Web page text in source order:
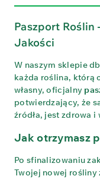
Paszport Roślin
Jakości
W naszym sklepie
każda roślina, którą
własny, oficjalny
potwierdzający, że
źródła, jest zdrowa
Jak otrzymasz
Po sfinalizowaniu
Twojej nowej rośliny